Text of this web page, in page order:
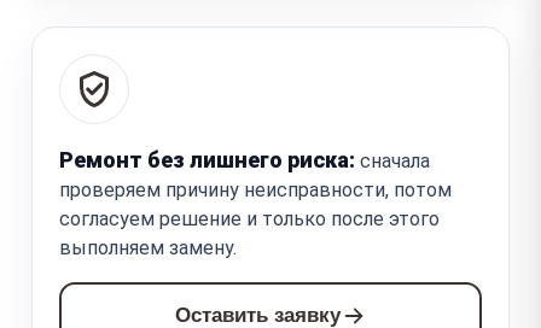
Ремонт без лишнего риска: сначала
проверяем причину неисправности, потом
согласуем решение и только после этого
выполняем замену.
Оставить заявку